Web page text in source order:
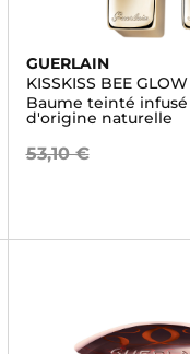
GUERLAIN
KISSKISS BEE GLOW
Baume teinté
d'origine naturelle
53,10 €